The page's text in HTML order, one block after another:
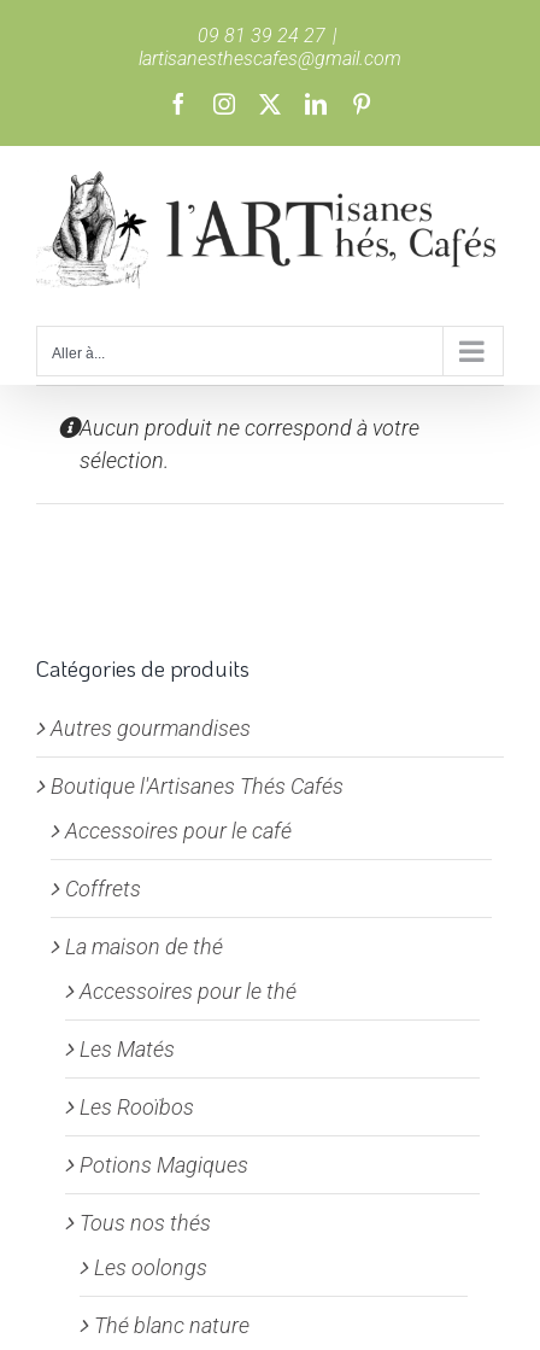
09 81 39 24 27 |
lartisanesthescafes@gmail.com
FacebookInstagram LinkedIn
Aller à...
Aucun produit ne correspond à votre
sélection.
Catégories de produits
Autres gourmandises
Boutique l'Artisanes Thés Cafés
Accessoires pour le café
Coffrets
La maison de thé
Accessoires pour le thé
Les Matés
Les Rooïbos
Potions Magiques
Tous nos thés
Les oolongs
Thé blanc nature